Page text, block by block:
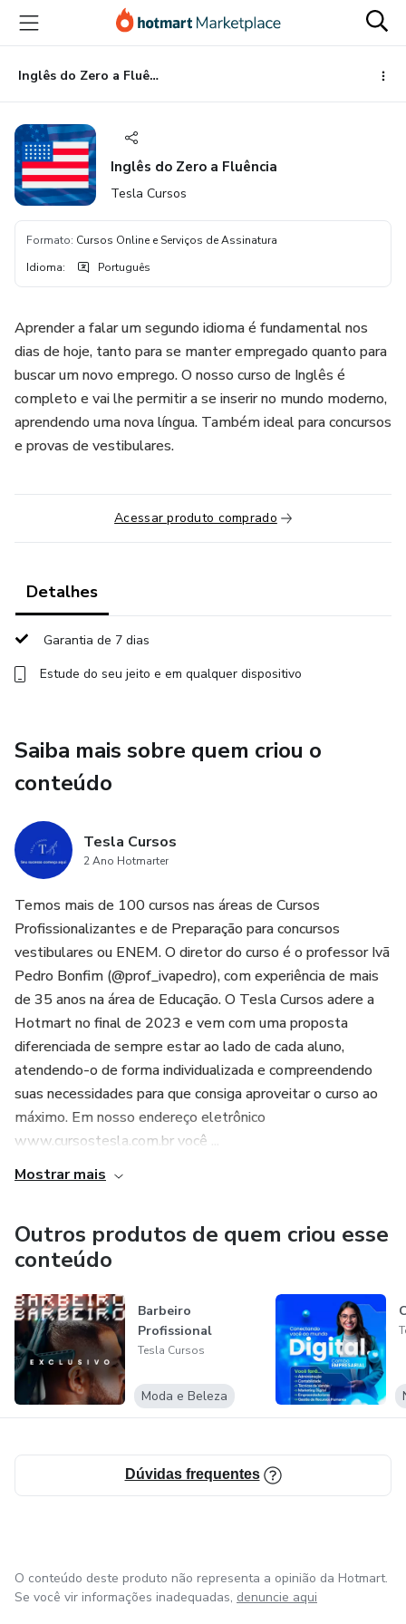
para
conteúdo
principal
para
pagamento
para
rodapé
Inglês do Zero a Fluência
Inglês do Zero a Fluência
Tesla Cursos
Formato: Cursos Online e Serviços de Assinatura
Idioma: Português
Aprender a falar um segundo idioma é fundamental nos
dias de hoje, tanto para se manter empregado quanto para
buscar um novo emprego. O nosso curso de Inglês é
completo e vai lhe permitir a se inserir no mundo moderno,
aprendendo uma nova língua. Também ideal para concursos
e provas de vestibulares.
Acessar produto comprado
Detalhes
Garantia de 7 dias
Estude do seu jeito e em qualquer dispositivo
Saiba mais sobre quem criou o
conteúdo
Tesla Cursos
2 Ano Hotmarter
Temos mais de 100 cursos nas áreas de Cursos
Profissionalizantes e de Preparação para concursos
vestibulares ou ENEM. O diretor do curso é o professor Ivã
Pedro Bonfim (@prof_ivapedro), com experiência de mais
de 35 anos na área de Educação. O Tesla Cursos adere a
Hotmart no final de 2023 e vem com uma proposta
diferenciada de sempre estar ao lado de cada aluno,
atendendo-o de forma individualizada e compreendendo
suas necessidades para que consiga aproveitar o curso ao
máximo. Em nosso endereço eletrônico
www.cursostesla.com.br você ...
Mostrar mais
Outros produtos de quem criou esse
conteúdo
Barbeiro
Profissional
Tesla Cursos
Moda e Beleza
Dúvidas frequentes
O conteúdo deste produto não representa a opinião da Hotmart.
Se você vir informações inadequadas, denuncie aqui